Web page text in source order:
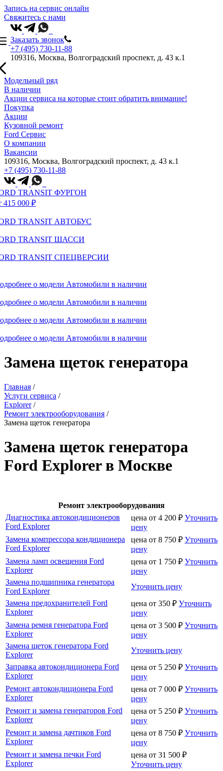
Запись на сервис онлайн
Свяжитесь с нами
Заказать звонок
+7 (495) 730-11-88
109316, Москва, Волгоградский проспект, д. 43 к.1
Модельный ряд
В наличии
Акции сервиса на которые стоит обратить внимание!
Покупка
Акции
Кузовной ремонт
Ford Сервис
О компании
Вакансии
109316, Москва, Волгоградский проспект, д. 43 к.1
+7 (495) 730-11-88
TRANSIT ФУРГОН
415 000 ₽
TRANSIT АВТОБУС
TRANSIT ШАССИ
TRANSIT СПЕЦВЕРСИИ
о модели Автомобили в наличии
о модели Автомобили в наличии
о модели Автомобили в наличии
о модели Автомобили в наличии
Замена щеток генератора
Главная /
Услуги сервиса /
Explorer/
Ремонт электрооборудования /
Замена щеток генератора
Замена щеток генератора
Ford Explorer в Москве
Ремонт электрооборудования
Диагностика автокондиционеров
Ford Explorer
цена от 4 200 ₽ Уточнить
цену
Замена компрессора кондиционера
Ford Explorer
цена от 8 750 ₽ Уточнить
цену
Замена ламп освещения Ford
Explorer
цена от 1 750 ₽ Уточнить
цену
Замена подшипника генератора
Ford Explorer
Уточнить цену
Замена предохранителей Ford
Explorer
цена от 350 ₽ Уточнить
цену
Замена ремня генератора Ford
Explorer
цена от 3 500 ₽ Уточнить
цену
Замена щеток генератора Ford
Explorer
Уточнить цену
Заправка автокондиционера Ford
Explorer
цена от 5 250 ₽ Уточнить
цену
Ремонт автокондиционера Ford
Explorer
цена от 7 000 ₽ Уточнить
цену
Ремонт и замена генераторов Ford
Explorer
цена от 5 250 ₽ Уточнить
цену
Ремонт и замена дачтиков Ford
Explorer
цена от 8 750 ₽ Уточнить
цену
Ремонт и замена печки Ford
Explorer
цена от 31 500 ₽
Уточнить цену